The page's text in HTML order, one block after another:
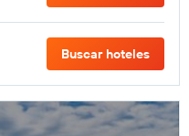
Buscar hoteles